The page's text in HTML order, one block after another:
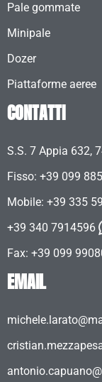
Pale gommate
Minipale
Dozer
Piattaforme aeree
CONTATTI
S.S. 7 Appia 632,
Fisso: +39 099
Mobile: +39 335
+39 340 7914596
Fax: +39 099
EMAIL